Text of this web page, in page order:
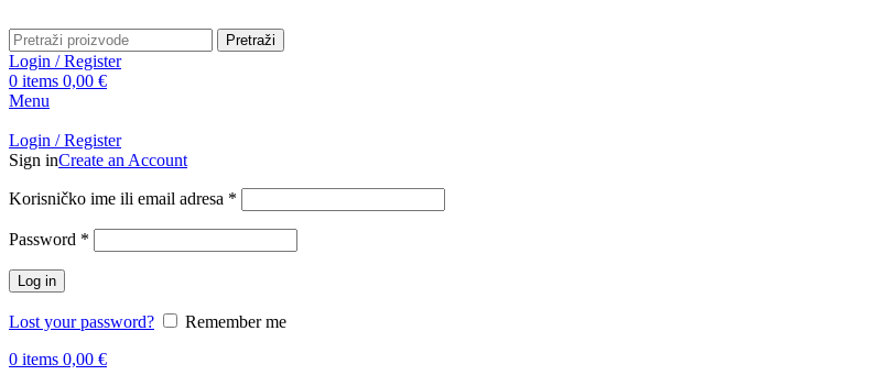
Pretraži
Login / Register
0 items 0,00 €
Menu
Login / Register
Sign inCreate an Account
Korisničko ime ili email adresa *
Password *
Log in
Lost your password?
Remember me
0 items 0,00 €